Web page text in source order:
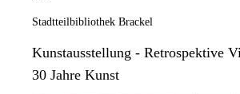
Stadtteilbibliothek Brackel
Kunstausstellung - Retrospektive
30 Jahre Kunst